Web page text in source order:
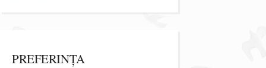
PREFERINȚA